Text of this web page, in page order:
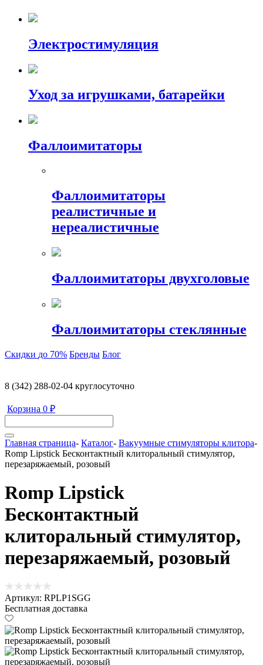
Электростимуляция
Уход за игрушками, батарейки
Фаллоимитаторы
Фаллоимитаторы
реалистичные и
нереалистичные
Фаллоимитаторы двухголовые
Фаллоимитаторы стеклянные
Скидки до 70% Бренды Блог
8 (342) 288-02-04 круглосуточно
Корзина 0 ₽
Главная страница- Каталог- Вакуумные стимуляторы клитора-
Romp Lipstick Бесконтактный клиторальный стимулятор,
перезаряжаемый, розовый
Romp Lipstick
Бесконтактный
клиторальный стимулятор,
перезаряжаемый, розовый
Артикул: RPLP1SGG
Бесплатная доставка